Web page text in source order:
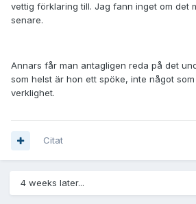
vettig förklaring till. Jag fann inget om det
senare.
Annars får man antagligen reda på det
som helst är hon ett spöke, inte något
verklighet.
Citat
4 weeks later...